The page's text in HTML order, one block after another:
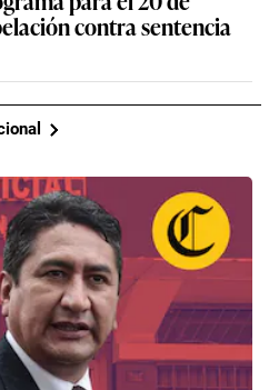
contra sentencia